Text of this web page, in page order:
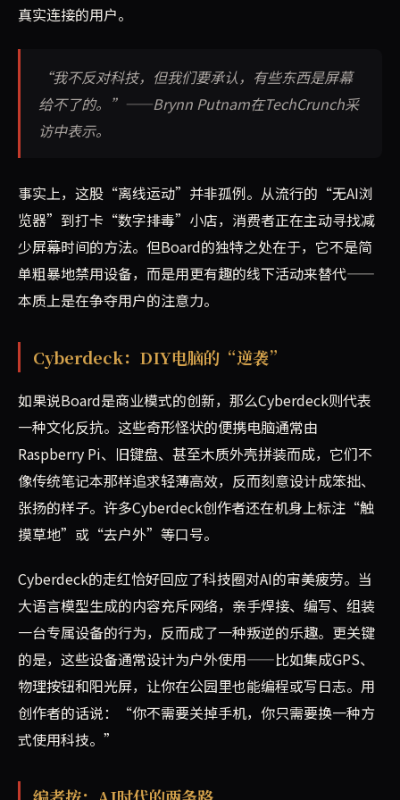
真实连接的用户。
“我不反对科技，但我们要承认，有些东西是屏幕
给不了的。”——Brynn Putnam在TechCrunch采
访中表示。
事实上，这股“离线运动”并非孤例。从流行的“无AI浏
览器”到打卡“数字排毒”小店，消费者正在主动寻找减
少屏幕时间的方法。但Board的独特之处在于，它不是简
单粗暴地禁用设备，而是用更有趣的线下活动来替代——
本质上是在争夺用户的注意力。
Cyberdeck：DIY电脑的“逆袭”
如果说Board是商业模式的创新，那么Cyberdeck则代表
一种文化反抗。这些奇形怪状的便携电脑通常由
Raspberry Pi、旧键盘、甚至木质外壳拼装而成，它们不
像传统笔记本那样追求轻薄高效，反而刻意设计成笨拙、
张扬的样子。许多Cyberdeck创作者还在机身上标注“触
摸草地”或“去户外”等口号。
Cyberdeck的走红恰好回应了科技圈对AI的审美疲劳。当
大语言模型生成的内容充斥网络，亲手焊接、编写、组装
一台专属设备的行为，反而成了一种叛逆的乐趣。更关键
的是，这些设备通常设计为户外使用——比如集成GPS、
物理按钮和阳光屏，让你在公园里也能编程或写日志。用
创作者的话说：“你不需要关掉手机，你只需要换一种方
式使用科技。”